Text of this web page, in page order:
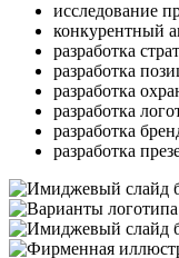
исследование
конкурентный
разработка
разработка
разработка
разработка
разработка
разработка